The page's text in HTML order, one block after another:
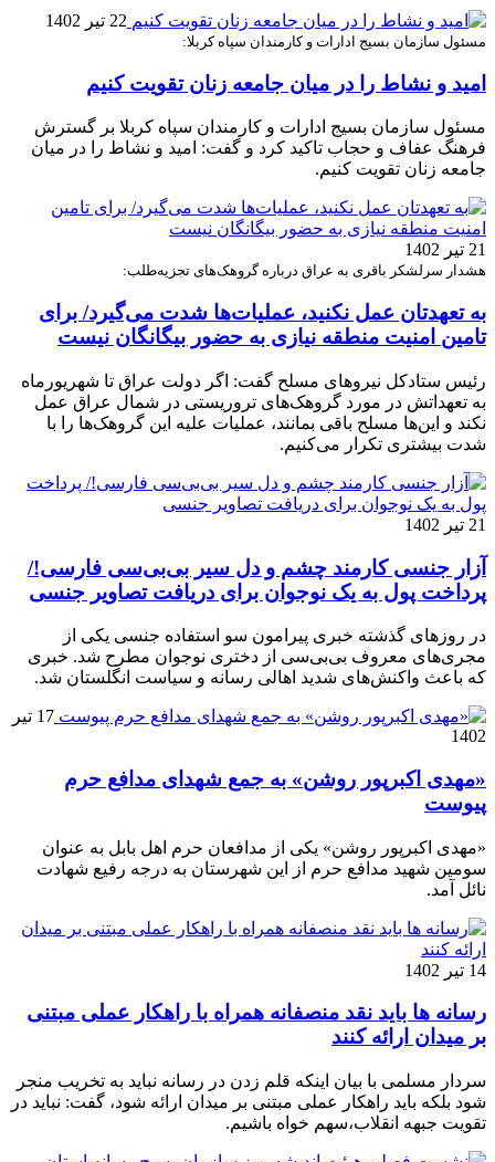
22 تیر 1402
مسئول سازمان بسیج ادارات و کارمندان سپاه کربلا:
امید و نشاط را در میان جامعه زنان تقویت کنیم
مسئول سازمان بسیج ادارات و کارمندان سپاه کربلا بر گسترش
فرهنگ عفاف و حجاب تاکید کرد و گفت: امید و نشاط را در میان
جامعه زنان تقویت کنیم.
21 تیر 1402
هشدار سرلشکر باقری به عراق درباره گروهک‌های تجزیه‌طلب:
به تعهدتان عمل نکنید، عملیات‌ها شدت می‌گیرد/ برای
تامین امنیت منطقه نیازی به حضور بیگانگان نیست
رئیس ستادکل نیروهای مسلح گفت: اگر دولت عراق تا شهریورماه
به تعهداتش در مورد گروهک‌های تروریستی در شمال عراق عمل
نکند و این‌ها مسلح باقی بمانند، عملیات علیه این گروهک‌ها را با
شدت بیشتری تکرار می‌کنیم.
21 تیر 1402
آزار جنسی کارمند چشم و دل سیر بی‌بی‌سی فارسی!/
پرداخت پول به یک نوجوان برای دریافت تصاویر جنسی
در روزهای گذشته خبری پیرامون سو استفاده جنسی یکی از
مجری‌های معروف بی‌بی‌سی از دختری نوجوان مطرح شد. خبری
که باعث واکنش‌های شدید اهالی رسانه و سیاست انگلستان شد.
17 تیر
1402
«مهدی اکبرپور روشن» به جمع شهدای مدافع حرم
پیوست
«مهدی اکبرپور روشن» یکی از مدافعان حرم اهل بابل به عنوان
سومین شهید مدافع حرم از این شهرستان به درجه رفیع شهادت
نائل آمد.
14 تیر 1402
رسانه ها باید نقد منصفانه همراه با راهکار عملی مبتنی
بر میدان ارائه کنند
سردار مسلمی با بیان اینکه قلم زدن در رسانه نباید به تخریب منجر
شود بلکه باید راهکار عملی مبتنی بر میدان ارائه شود، گفت: نباید در
تقویت جبهه انقلاب،‌سهم خواه باشیم.